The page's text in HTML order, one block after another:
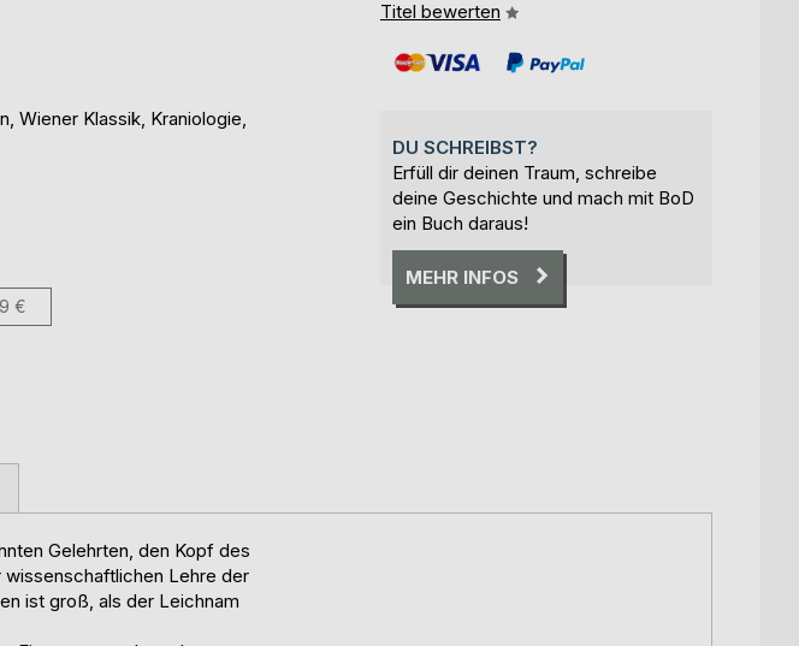
Wiener Klassik, Kraniologie,
€
Titel bewerten
DU SCHREIBST?
Erfüll dir deinen Traum, schreibe
deine Geschichte und mach mit BoD
ein Buch daraus!
MEHR INFOS
Gelehrten, den Kopf des
wissenschaftlichen Lehre der
ist groß, als der Leichnam